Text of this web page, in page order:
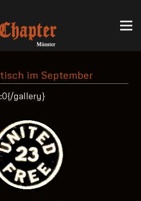
im September
gallery}